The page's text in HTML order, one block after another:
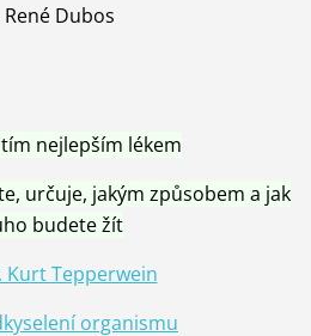
René Dubos
nejlepším lékem
určuje, jakým způsobem a jak
budete žít
Kurt Tepperwein
organismu